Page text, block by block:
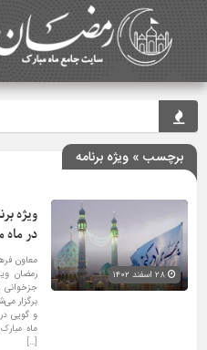
برچسب » ویژه برنامه‌
ویژه
در
معاون
رمضان
جزخوانی
برگزار
و گویی
ماه
[…]